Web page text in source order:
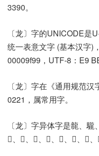
3390。
〔龙〕字的UNICODE是
统一表意文字 (基本汉字)
00009f99，UTF-8：E9
〔龙〕字在《通用规范
0221，属常用字。
〔龙〕字异体字是㡣、䮾
𥪑、𥪖、𥪢、𥫆、𥫈、𦱉、𦱸、